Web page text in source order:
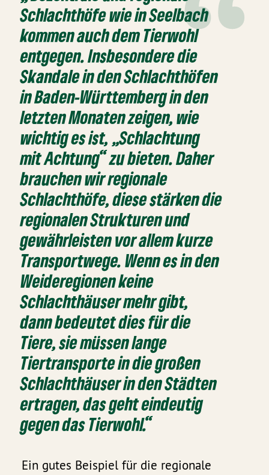
Schlachthöfe wie in Seelbach
kommen auch dem Tierwohl
entgegen. Insbesondere die
Skandale in den Schlachthöfen
in Baden-Württemberg in den
letzten Monaten zeigen, wie
wichtig es ist, „Schlachtung
mit Achtung“ zu bieten. Daher
brauchen wir regionale
Schlachthöfe, diese stärken die
regionalen Strukturen und
gewährleisten vor allem kurze
Transportwege. Wenn es in den
Weideregionen keine
Schlachthäuser mehr gibt,
dann bedeutet dies für die
Tiere, sie müssen lange
Tiertransporte in die großen
Schlachthäuser in den Städten
ertragen, das geht eindeutig
gegen das Tierwohl.“
Ein gutes Beispiel für die regionale